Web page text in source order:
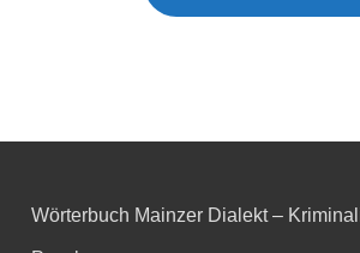
Wörterbuch Mainzer Dialekt –